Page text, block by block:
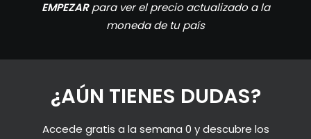
EMPEZARpara ver el precio actualizado a la
moneda de tu país
¿AÚN TIENES DUDAS?
Accede gratis a la semana 0 y descubre los